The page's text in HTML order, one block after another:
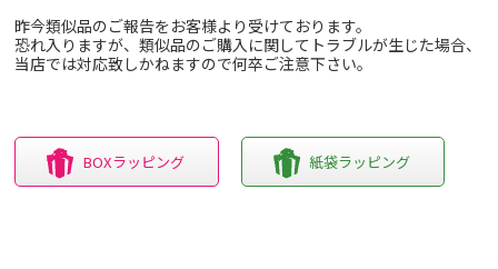
昨今類似品のご報告をお客様より受けております。
恐れ入りますが、類似品のご購入に関してトラブルが生じた場合、
当店では対応致しかねますので何卒ご注意下さい。
BOXラッピング 紙袋ラッピング